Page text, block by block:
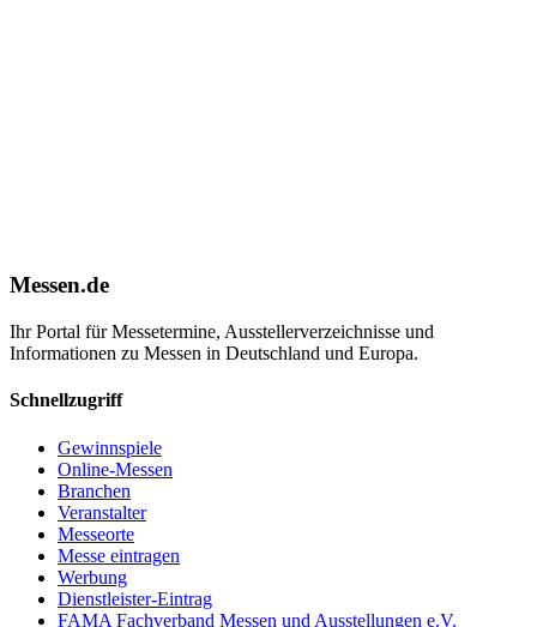
Messen.de
Ihr Portal für Messetermine, Ausstellerverzeichnisse und
Informationen zu Messen in Deutschland und Europa.
Schnellzugriff
Gewinnspiele
Online-Messen
Branchen
Veranstalter
Messeorte
Messe eintragen
Werbung
Dienstleister-Eintrag
FAMA Fachverband Messen und Ausstellungen e.V.